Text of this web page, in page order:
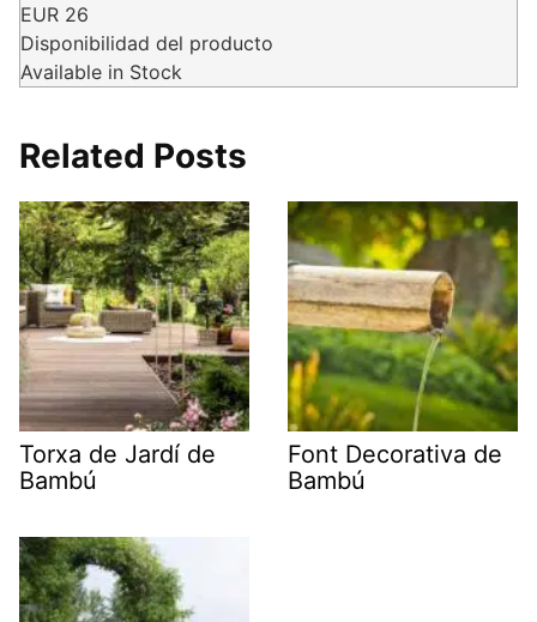
EUR 26
Disponibilidad del producto
Available in Stock
Related Posts
Torxa de Jardí de
Bambú
Font Decorativa de
Bambú